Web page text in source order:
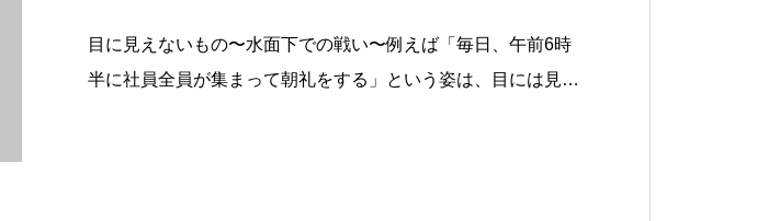
目に見えないもの〜水面下での戦い〜例えば「毎日、午前6時
半に社員全員が集まって朝礼をする」という姿は、目には見え